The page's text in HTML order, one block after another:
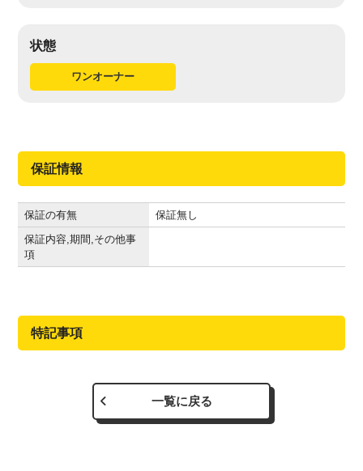
状態
ワンオーナー
保証情報
保証の有無
保証無し
保証内容,期間,その他事
項
特記事項
一覧に戻る